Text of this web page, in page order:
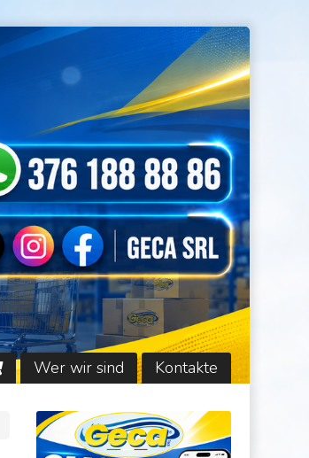
Wer wir sind Kontakte